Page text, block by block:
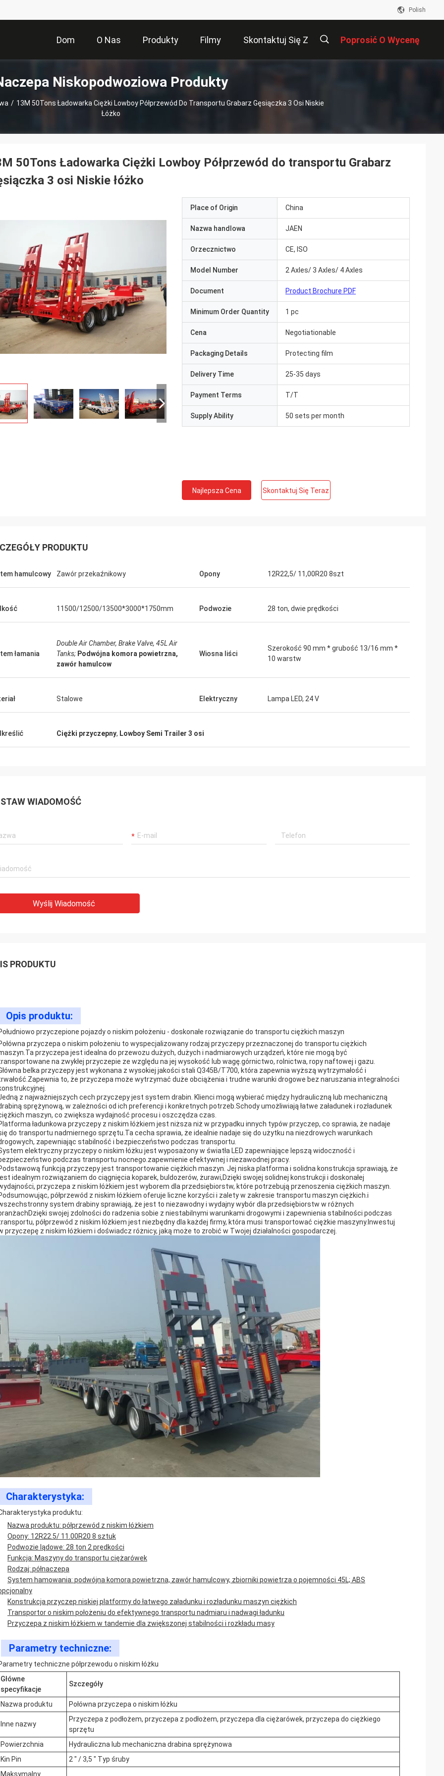
Polish
Dom O Nas Produkty Filmy Skontaktuj Się Z Poprosić O Wycenę
Niskopodwoziowa Produkty
/ 13M 50Tons Ładowarka Ciężki Lowboy Półprzewód Do Transportu Grabarz Gęsiączka 3 Osi Niskie
Łóżko
50Tons Ładowarka Ciężki Lowboy Półprzewód do transportu Grabarz
3 osi Niskie łóżko
Place of Origin China
Nazwa handlowa JAEN
Orzecznictwo CE, ISO
Model Number 2 Axles/ 3 Axles/ 4 Axles
Document Product Brochure PDF
Minimum Order Quantity 1 pc
Cena Negotiationable
Packaging Details Protecting film
Delivery Time 25-35 days
Payment Terms T/T
Supply Ability 50 sets per month
Najlepsza Cena Skontaktuj Się Teraz
PRODUKTU
hamulcowy Zawór przekaźnikowy Opony 12R22,5/ 11,00R20 8szt
11500/12500/13500*3000*1750mm Podwozie 28 ton, dwie prędkości
łamania
Double Air Chamber, Brake Valve, 45L Air
Tanks; Podwójna komora powietrzna,
zawór hamulcow
Wiosna liści
Szerokość 90 mm * grubość 13/16 mm *
10 warstw
Stalowe Elektryczny Lampa LED, 24 V
Ciężki przyczepny, Lowboy Semi Trailer 3 osi
WIADOMOŚĆ
Wyślij Wiadomość
PRODUKTU
Opis produktu:
przyczepione pojazdy o niskim położeniu - doskonałe rozwiązanie do transportu ciężkich maszyn
przyczepa o niskim położeniu to wyspecjalizowany rodzaj przyczepy przeznaczonej do transportu ciężkich
przyczepa jest idealna do przewozu dużych, dużych i nadmiarowych urządzeń, które nie mogą być
na zwykłej przyczepie ze względu na jej wysokość lub wagę.górnictwo, rolnictwa, ropy naftowej i gazu.
belka przyczepy jest wykonana z wysokiej jakości stali Q345B/T700, która zapewnia wyższą wytrzymałość i
to, że przyczepa może wytrzymać duże obciążenia i trudne warunki drogowe bez naruszania integralności
z najważniejszych cech przyczepy jest system drabin. Klienci mogą wybierać między hydrauliczną lub mechaniczną
sprężynową, w zależności od ich preferencji i konkretnych potrzeb.Schody umożliwiają łatwe załadunek i rozładunek
maszyn, co zwiększa wydajność procesu i oszczędza czas.
ładunkowa przyczepy z niskim łóżkiem jest niższa niż w przypadku innych typów przyczep, co sprawia, że nadaje
do transportu nadmiernego sprzętu.Ta cecha sprawia, że idealnie nadaje się do użytku na niezdrowych warunkach
zapewniając stabilność i bezpieczeństwo podczas transportu.
elektryczny przyczepy o niskim łóżku jest wyposażony w światła LED zapewniające lepszą widoczność i
podczas transportu nocnego.zapewnienie efektywnej i niezawodnej pracy.
funkcją przyczepy jest transportowanie ciężkich maszyn. Jej niska platforma i solidna konstrukcja sprawiają, że
idealnym rozwiązaniem do ciągnięcia koparek, buldozerów, żurawi,Dzięki swojej solidnej konstrukcji i doskonałej
przyczepa z niskim łóżkiem jest wyborem dla przedsiębiorstw, które potrzebują przenoszenia ciężkich maszyn.
półprzewód z niskim łóżkiem oferuje liczne korzyści i zalety w zakresie transportu maszyn ciężkich.i
system drabiny sprawiają, że jest to niezawodny i wydajny wybór dla przedsiębiorstw w różnych
swojej zdolności do radzenia sobie z niestabilnymi warunkami drogowymi i zapewnienia stabilności podczas
półprzewód z niskim łóżkiem jest niezbędny dla każdej firmy, która musi transportować ciężkie maszyny.Inwestuj
przyczepę z niskim łóżkiem i doświadcz różnicy, jaką może to zrobić w Twojej działalności gospodarczej.
Charakterystyka:
produktu:
Nazwa produktu: półprzewód z niskim łóżkiem
Opony: 12R22.5/ 11.00R20 8 sztuk
Podwozie lądowe: 28 ton 2 prędkości
Funkcja: Maszyny do transportu ciężarówek
Rodzaj: półnaczepa
System hamowania: podwójna komora powietrzna, zawór hamulcowy, zbiorniki powietrza o pojemności 45L; ABS
Konstrukcja przyczep niskiej platformy do łatwego załadunku i rozładunku maszyn ciężkich
Transportor o niskim położeniu do efektywnego transportu nadmiaru i nadwagi ładunku
Przyczepa z niskim łóżkiem w tandemie dla zwiększonej stabilności i rozkładu masy
Parametry techniczne:
techniczne półprzewodu o niskim łóżku
Główne
specyfikacje
Szczegóły
Nazwa produktu Połówna przyczepa o niskim łóżku
Inne nazwy
Przyczepa z podłożem, przyczepa z podłożem, przyczepa dla ciężarówek, przyczepa do ciężkiego
sprzętu
Powierzchnia
Hydrauliczna lub mechaniczna drabina sprężynowa
Kin Pin
2 " / 3,5 " Typ śruby
Maksymalny